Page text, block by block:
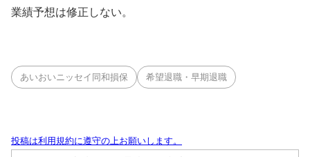
業績予想は修正しない。
あいおいニッセイ同和損保 希望退職・早期退職